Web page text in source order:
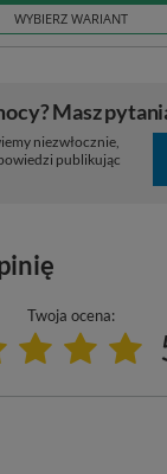
WYBIERZ WARIANT
Masz
niezwłocznie,
publikując
Twoja ocena: